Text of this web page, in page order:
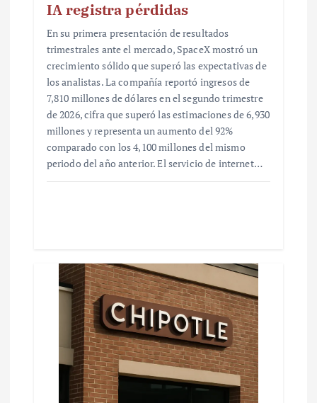
IA registra pérdidas
En su primera presentación de resultados
trimestrales ante el mercado, SpaceX mostró un
crecimiento sólido que superó las expectativas de
los analistas. La compañía reportó ingresos de
7,810 millones de dólares en el segundo trimestre
de 2026, cifra que superó las estimaciones de 6,930
millones y representa un aumento del 92%
comparado con los 4,100 millones del mismo
periodo del año anterior. El servicio de internet…